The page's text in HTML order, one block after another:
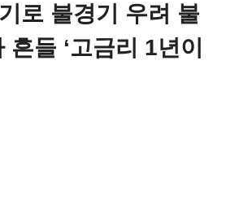
달러 즉석 할인 해준다 ‘24년 1
로 불경기 우려 불
들 ‘고금리 1년이